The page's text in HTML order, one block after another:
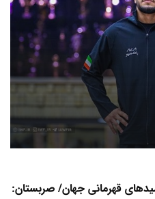
قهرمانی جهان/ صربستان: